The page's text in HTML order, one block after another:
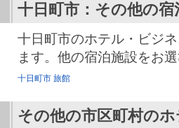
十日町市：その他の宿
十日町市のホテル・ビジ
ます。他の宿泊施設をお選
十日町市 旅館
その他の市区町村の